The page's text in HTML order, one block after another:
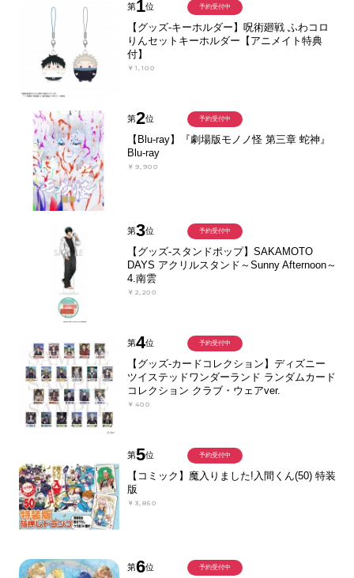
第1位
【グッズ-キーホルダー】呪術廻戦 ふわコロ
りんセットキーホルダー【アニメイト特典
付】
￥1,100
予約受付中
第2位
【Blu-ray】『劇場版モノノ怪 第三章 蛇神』
Blu-ray
￥9,900
予約受付中
第3位
【グッズ-スタンドポップ】SAKAMOTO
DAYS アクリルスタンド～Sunny Afternoon～
4.南雲
￥2,200
予約受付中
第4位
【グッズ-カードコレクション】ディズニー
ツイステッドワンダーランド ランダムカード
コレクション クラブ・ウェアver.
￥400
予約受付中
第5位
【コミック】魔入りました!入間くん(50) 特装
版
￥3,850
予約受付中
第6位 予約受付中